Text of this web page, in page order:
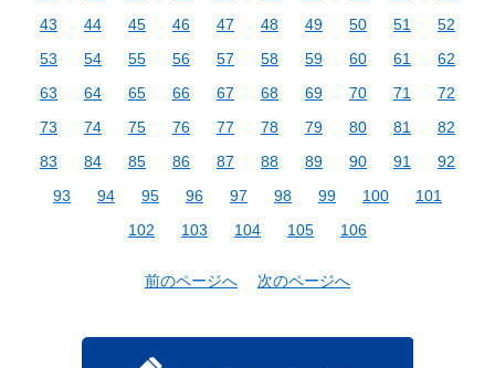
43
44 45 46 47 48 49 50 51
52
53
54 55 56 57 58 59 60 61
62
63
64 65 66 67 68 69 70 71
72
73
74 75 76 77 78 79 80 81
82
83
84 85 86 87 88 89 90 91
92
93
94 95 96 97 98 99 100
101
102
103 104 105 106
前のページへ 次のページへ